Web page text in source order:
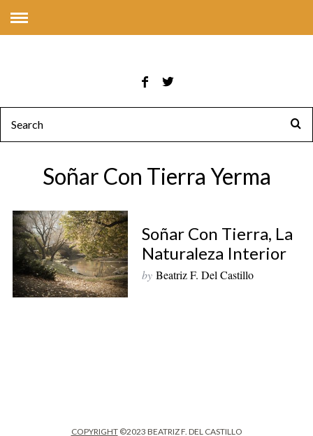
Soñar Con Tierra Yerma
Soñar Con Tierra, La
Naturaleza Interior
by Beatriz F. Del Castillo
COPYRIGHT©2023 BEATRIZ F. DEL CASTILLO